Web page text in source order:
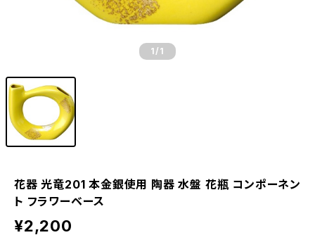
1 /1
花器 光竜201 本金銀使用 陶器 水盤 花瓶 コンポーネン
ト フラワーベース
¥2,200